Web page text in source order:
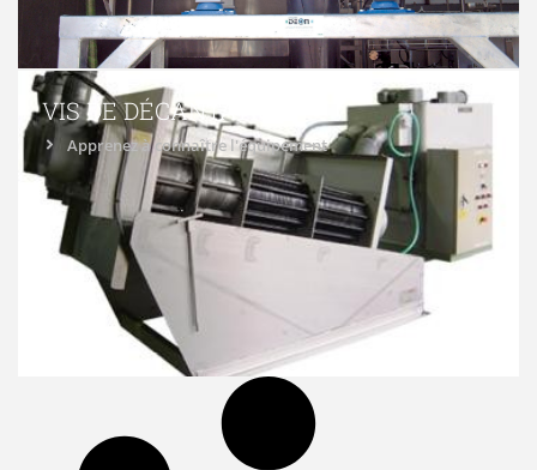
VIS DE DÉCANTATION
Apprenez à connaître l'équipement